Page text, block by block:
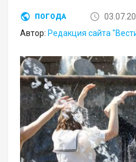
ПОГОДА
Автор: Редакция сайта